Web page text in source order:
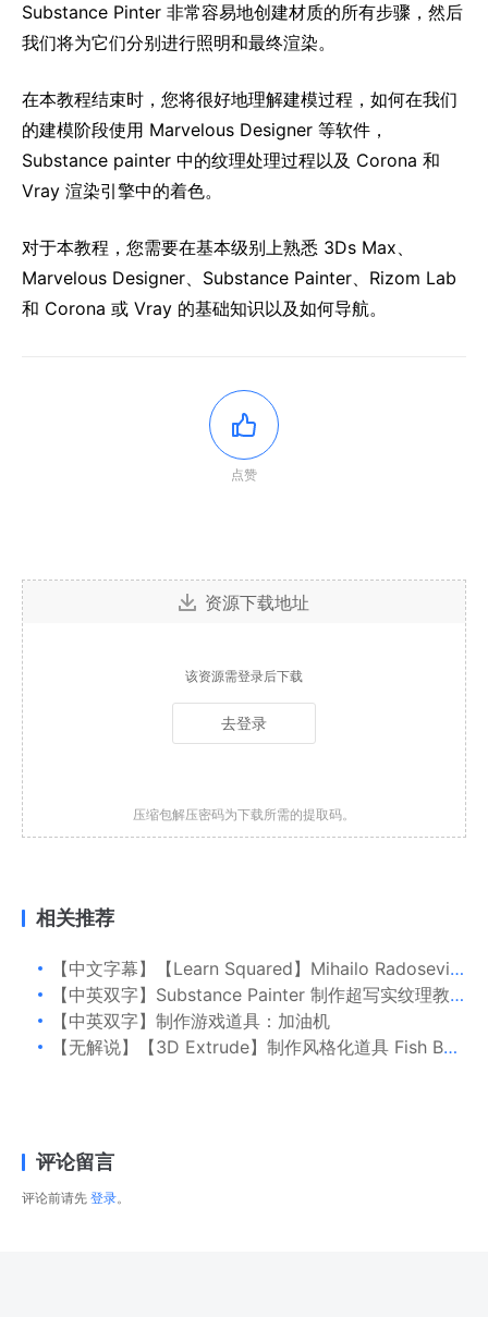
Substance Pinter 非常容易地创建材质的所有步骤，然后
我们将为它们分别进行照明和最终渲染。
在本教程结束时，您将很好地理解建模过程，如何在我们
的建模阶段使用 Marvelous Designer 等软件，
Substance painter 中的纹理处理过程以及 Corona 和
Vray 渲染引擎中的着色。
对于本教程，您需要在基本级别上熟悉 3Ds Max、
Marvelous Designer、Substance Painter、Rizom Lab
和 Corona 或 Vray 的基础知识以及如何导航。
点赞
资源下载地址
该资源需登录后下载
去登录
压缩包解压密码为下载所需的提取码。
相关推荐
【中文字幕】【Learn Squared】Mihailo Radosevic 3D 资产制作
【中英双字】Substance Painter 制作超写实纹理教程
【中英双字】制作游戏道具：加油机
【无解说】【3D Extrude】制作风格化道具 Fish Bowl
评论留言
评论前请先 登录。